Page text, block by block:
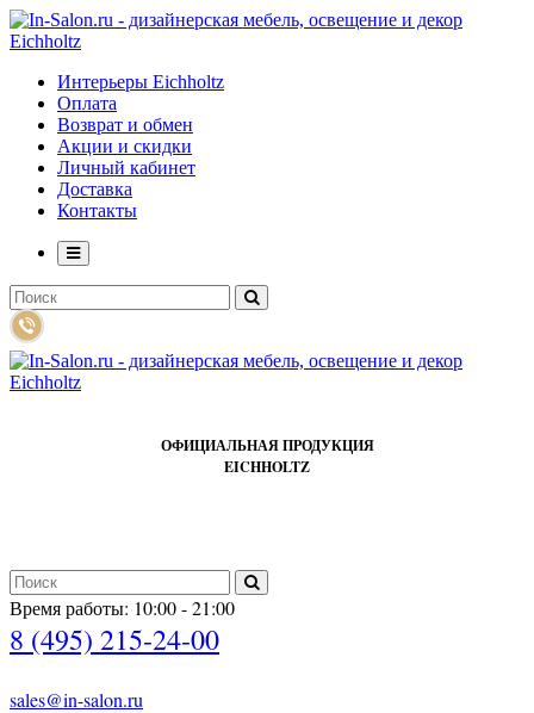
Интерьеры Eichholtz
Оплата
Возврат и обмен
Акции и скидки
Личный кабинет
Доставка
Контакты
ОФИЦИАЛЬНАЯ ПРОДУКЦИЯ
EICHHOLTZ
Время работы: 10:00 - 21:00
8 (495) 215-24-00
sales@in-salon.ru